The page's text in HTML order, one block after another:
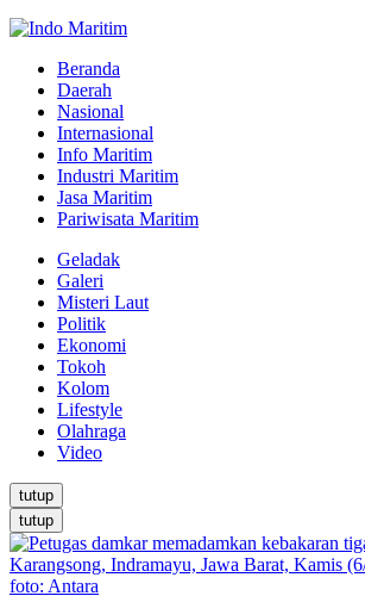
Beranda
Daerah
Nasional
Internasional
Info Maritim
Industri Maritim
Jasa Maritim
Pariwisata Maritim
Geladak
Galeri
Misteri Laut
Politik
Ekonomi
Tokoh
Kolom
Lifestyle
Olahraga
Video
tutup
tutup